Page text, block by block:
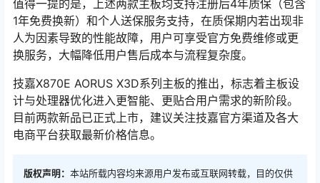
值得一提的是，上述两款主板均支持注册后4年质保（包含
1年免费换新）和个人送保服务支持，在质保期内若出现非
人为因素导致的性能故障，用户可享受官方免费维修或更
换服务，大幅降低用户售后成本与流程复杂度。
技嘉X870E AORUS X3D系列主板的推出，标志着主板设
计与处理器优化进入更智能、更贴合用户需求的新阶段。
目前两款新品已正式上市，建议关注技嘉官方渠道及各大
电商平台获取最新价格信息。
版权声明： 本站所载内容均来源用户发布或互联网转载，目的仅供